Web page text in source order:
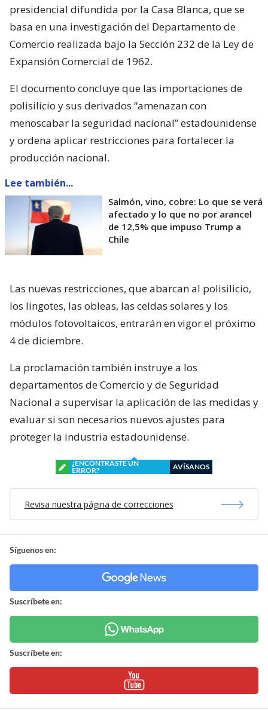
presidencial difundida por la Casa Blanca, que se
basa en una investigación del Departamento de
Comercio realizada bajo la Sección 232 de la Ley de
Expansión Comercial de 1962.
El documento concluye que las importaciones de
polisilicio y sus derivados “amenazan con
menoscabar la seguridad nacional” estadounidense
y ordena aplicar restricciones para fortalecer la
producción nacional.
Lee también...
Salmón, vino, cobre: Lo que se verá
afectado y lo que no por arancel
de 12,5% que impuso Trump a
Chile
Las nuevas restricciones, que abarcan al polisilicio,
los lingotes, las obleas, las celdas solares y los
módulos fotovoltaicos, entrarán en vigor el próximo
4 de diciembre.
La proclamación también instruye a los
departamentos de Comercio y de Seguridad
Nacional a supervisar la aplicación de las medidas y
evaluar si son necesarios nuevos ajustes para
proteger la industria estadounidense.
¿ENCONTRASTE UN
ERROR?
AVÍSANOS
Revisa nuestra página de correcciones
Síguenos en:
Suscríbete en:
Suscríbete en: